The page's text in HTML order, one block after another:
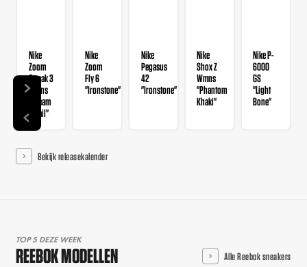
Nike
Zoom
Streak 3
Wmns
"Cream
II Sail"
Nike
Zoom
Fly 6
"Ironstone"
Nike
Pegasus
42
"Ironstone"
Nike
Shox Z
Wmns
"Phantom
Khaki"
Nike P-
6000
GS
"Light
Bone"
Bekijk releasekalender
TOP 5 DEZE WEEK
REEBOK MODELLEN Alle Reebok sneakers